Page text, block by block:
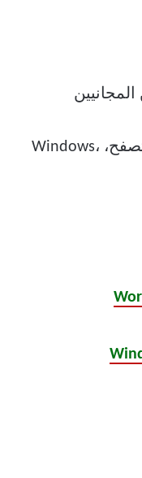
تطبيق ويب، امتداد المتصفح، Windows،